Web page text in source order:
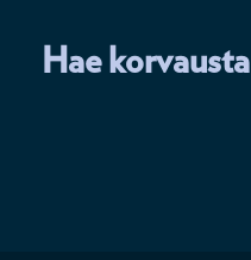
Hae korvausta